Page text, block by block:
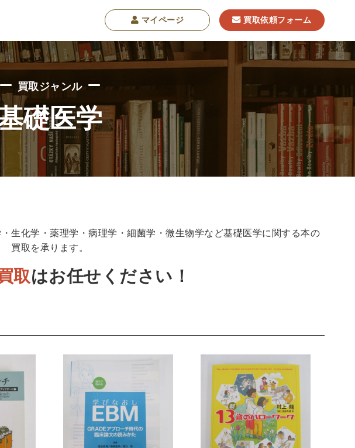
文化人類学・民俗学 東洋哲学 東洋思想 現象学
西洋哲学
日本史 考古学書
ネジメント・人材管理・リーダーシップ 経営学
生物・バイオテクノロジー 科学書 農学
金属・鉱学
マイページ 買取依頼フォーム
買取ジャンル
礎医学
生化学・薬理学・病理学・細菌学・微生物学など基礎医学に関する本の
買取を承ります。
取はお任せください！